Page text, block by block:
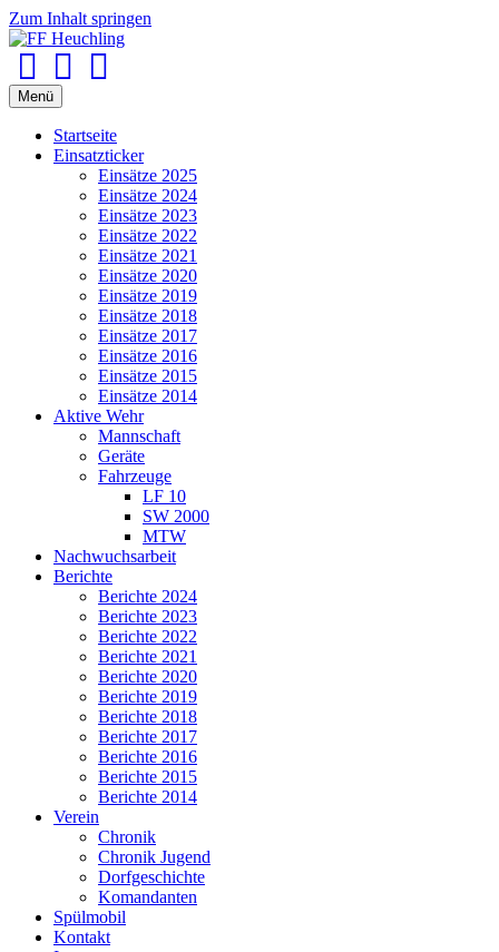
Zum Inhalt springen
Menü
Startseite
Einsatzticker
Einsätze 2025
Einsätze 2024
Einsätze 2023
Einsätze 2022
Einsätze 2021
Einsätze 2020
Einsätze 2019
Einsätze 2018
Einsätze 2017
Einsätze 2016
Einsätze 2015
Einsätze 2014
Aktive Wehr
Mannschaft
Geräte
Fahrzeuge
LF 10
SW 2000
MTW
Nachwuchsarbeit
Berichte
Berichte 2024
Berichte 2023
Berichte 2022
Berichte 2021
Berichte 2020
Berichte 2019
Berichte 2018
Berichte 2017
Berichte 2016
Berichte 2015
Berichte 2014
Verein
Chronik
Chronik Jugend
Dorfgeschichte
Komandanten
Spülmobil
Kontakt